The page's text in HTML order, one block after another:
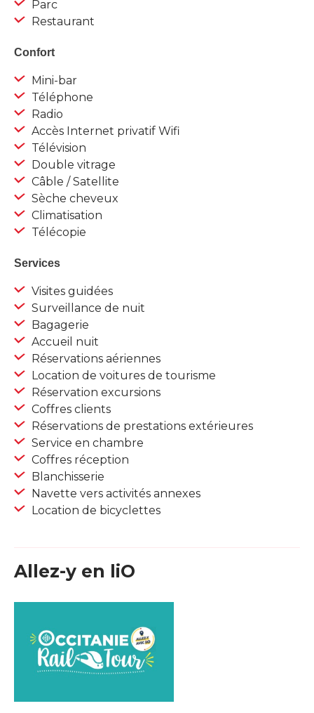
Parc
Restaurant
Confort
Mini-bar
Téléphone
Radio
Accès Internet privatif Wifi
Télévision
Double vitrage
Câble / Satellite
Sèche cheveux
Climatisation
Télécopie
Services
Visites guidées
Surveillance de nuit
Bagagerie
Accueil nuit
Réservations aériennes
Location de voitures de tourisme
Réservation excursions
Coffres clients
Réservations de prestations extérieures
Service en chambre
Coffres réception
Blanchisserie
Navette vers activités annexes
Location de bicyclettes
Allez-y en liO